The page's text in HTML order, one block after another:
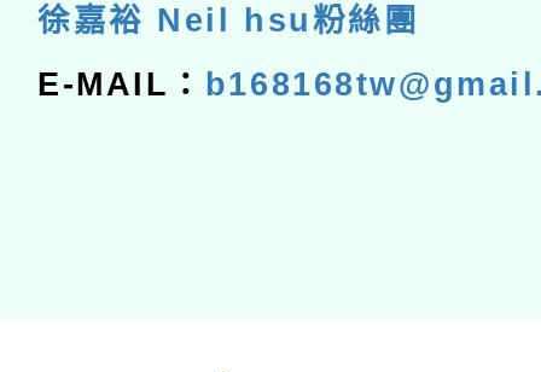
徐嘉裕 Neil hsu粉絲團
E-MAIL：